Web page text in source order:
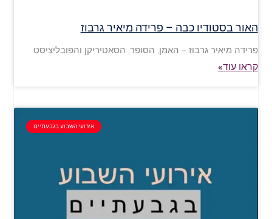
האור בסטודיו כבה – פרידה מיאיר גרבוז
פרידה מיאיר גרבוז – האמן, הסופר, הסאטיריקן והפובליציסט
קראו עוד»
אירועי השבוע בגבעתיים